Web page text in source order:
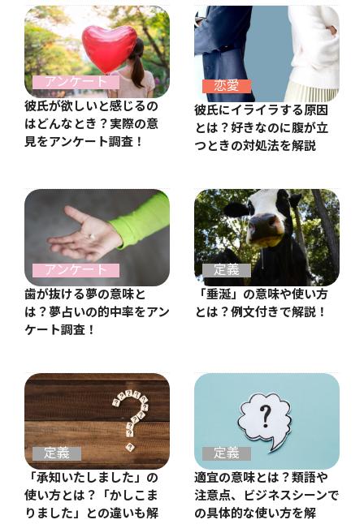
アンケート
彼氏が欲しいと感じるの
はどんなとき？実際の意
見をアンケート調査！
恋愛
彼氏にイライラする原因
とは？好きなのに腹が立
つときの対処法を解説
アンケート
歯が抜ける夢の意味と
は？夢占いの的中率をアン
ケート調査！
定義
「垂涎」の意味や使い方
とは？例文付きで解説！
定義
「承知いたしました」の
使い方とは？「かしこま
りました」との違いも解
定義
適宜の意味とは？類語や
注意点、ビジネスシーンで
の具体的な使い方を解